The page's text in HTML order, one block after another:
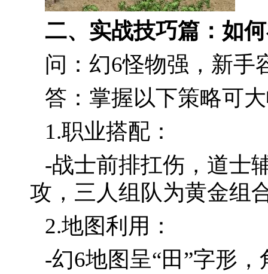
二、实战技巧篇：如
问：幻6怪物强，新手
答：掌握以下策略可
1.职业搭配：
-战士前排扛伤，道士
攻，三人组队为黄金组
2.地图利用：
-幻6地图呈“田”字形